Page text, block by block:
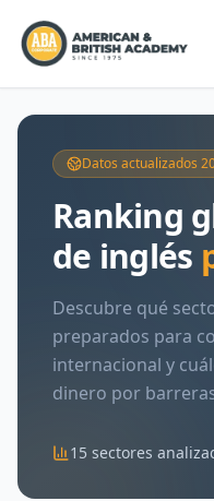
Datos actualizados
Ranking
de inglés
Descubre qué
preparados para
internacional y
dinero por
15 sectores